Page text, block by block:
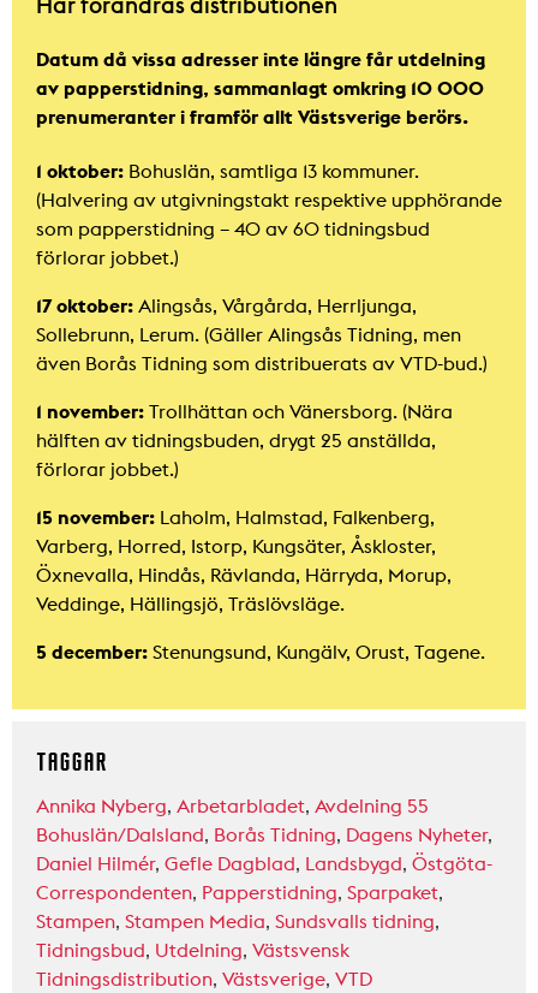
Datum då vissa adresser inte längre får utdelning
av papperstidning, sammanlagt omkring 10 000
prenumeranter i framför allt Västsverige berörs.
1 oktober: Bohuslän, samtliga 13 kommuner.
(Halvering av utgivningstakt respektive upphörande
som papperstidning – 40 av 60 tidningsbud
förlorar jobbet.)
17 oktober: Alingsås, Vårgårda, Herrljunga,
Sollebrunn, Lerum. (Gäller Alingsås Tidning, men
även Borås Tidning som distribuerats av VTD-bud.)
1 november: Trollhättan och Vänersborg. (Nära
hälften av tidningsbuden, drygt 25 anställda,
förlorar jobbet.)
15 november: Laholm, Halmstad, Falkenberg,
Varberg, Horred, Istorp, Kungsäter, Åskloster,
Öxnevalla, Hindås, Rävlanda, Härryda, Morup,
Veddinge, Hällingsjö, Träslövsläge.
5 december: Stenungsund, Kungälv, Orust, Tagene.
TAGGAR
Annika Nyberg, Arbetarbladet, Avdelning 55
Bohuslän/Dalsland, Borås Tidning, Dagens Nyheter,
Daniel Hilmér, Gefle Dagblad, Landsbygd, Östgöta-
Correspondenten, Papperstidning, Sparpaket,
Stampen, Stampen Media, Sundsvalls tidning,
Tidningsbud, Utdelning, Västsvensk
Tidningsdistribution, Västsverige, VTD